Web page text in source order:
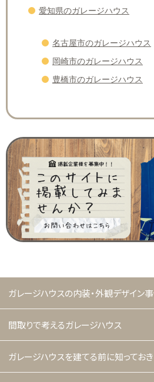
愛知県のガレージハウス
名古屋市のガレージハウス
岡崎市のガレージハウス
豊橋市のガレージハウス
ガレージハウスの内装・外観デザイン
間取りで考えるガレージハウス
ガレージハウスを建てる前に知ってお